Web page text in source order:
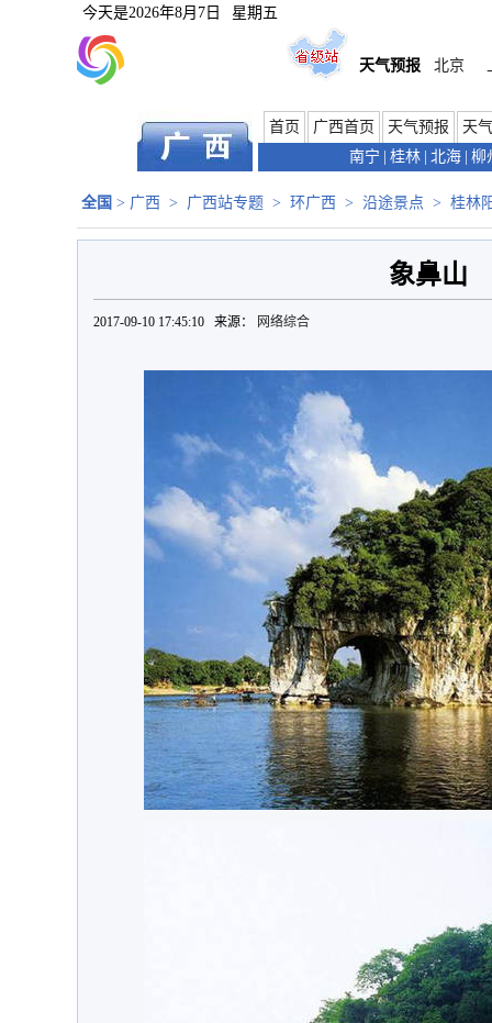
今天是2026年8月7日 星期五
天气预报 北京
首页 广西首页 天气预报
天
南宁
桂林 北海 柳
全国 > 广西 > 广西站专题 > 环广西 > 沿途景点 > 桂林
象鼻山
2017-09-10 17:45:10 来源： 网络综合